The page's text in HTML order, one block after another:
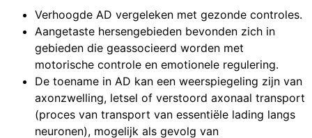
Verhoogde AD vergeleken met gezonde controles.
Aangetaste hersengebieden bevonden zich in
gebieden die geassocieerd worden met
motorische controle en emotionele regulering.
De toename in AD kan een weerspiegeling zijn van
axonzwelling, letsel of verstoord axonaal transport
(proces van transport van essentiële lading langs
neuronen), mogelijk als gevolg van